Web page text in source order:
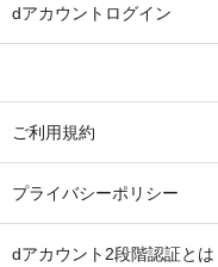
dアカウントログイン
ご利用規約
プライバシーポリシー
dアカウント2段階認証とは